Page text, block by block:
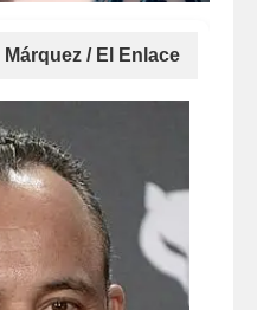
/ El Enlace